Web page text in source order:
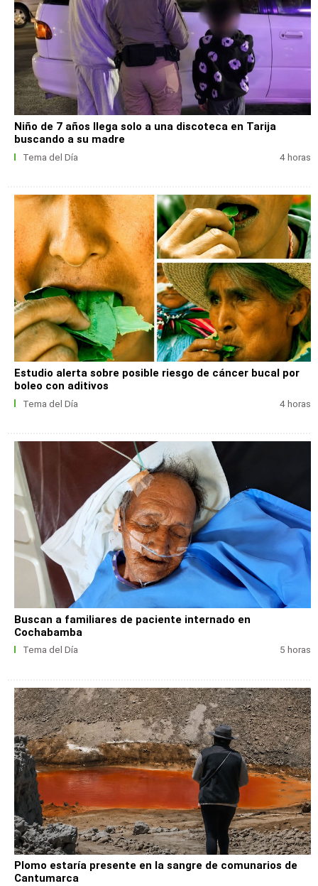
Niño de 7 años llega solo a una discoteca en Tarija
buscando a su madre
Tema del Día 4 horas
Estudio alerta sobre posible riesgo de cáncer bucal por
boleo con aditivos
Tema del Día 4 horas
Buscan a familiares de paciente internado en
Cochabamba
Tema del Día 5 horas
Plomo estaría presente en la sangre de comunarios de
Cantumarca